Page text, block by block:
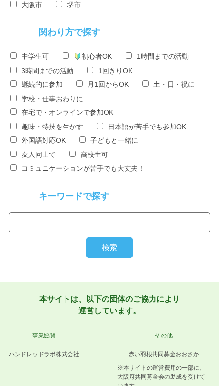
大阪市
堺市
関わり方で探す
中学生可 初心者OK
1時間までの活動
3時間までの活動
1回きりOK
継続的に参加
月1回からOK
土・日・祝に
学校・仕事おわりに
在宅で・オンラインで参加OK
趣味・特技を生かす
日本語が苦手でも参加OK
外国語対応OK
子どもと一緒に
友人同士で
高校生可
コミュニケーションが苦手でも大丈夫！
キーワードで探す
本サイトは、以下の団体のご協力により
運営しています。
事業協賛
ハンドレッドラボ株式会社
その他
赤い羽根共同募金おおさか
※本サイトの運営費用の一部に、
大阪府共同募金会の助成を受けて